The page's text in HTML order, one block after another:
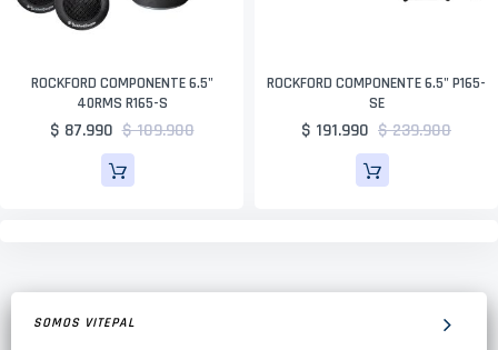
ROCKFORD COMPONENTE 6.5"
40RMS R165-S
$ 87.990 $ 109.900
ROCKFORD COMPONENTE 6.5" P165-
SE
$ 191.990 $ 239.900
SOMOS VITEPAL